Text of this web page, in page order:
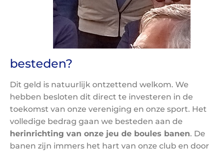
besteden?
Dit geld is natuurlijk ontzettend welkom. We
hebben besloten dit direct te investeren in de
toekomst van onze vereniging en onze sport. Het
volledige bedrag gaan we besteden aan de
herinrichting van onze jeu de boules banen. De
banen zijn immers het hart van onze club en door